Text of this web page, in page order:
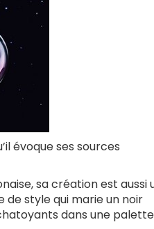
évoque ses sources
sa création est aussi
de style qui marie un noir
dans une